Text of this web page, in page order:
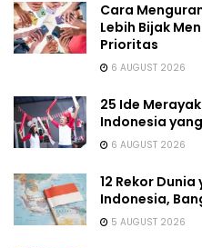
Cara
Lebih Bijak
Prioritas
6 AUGUST 2026
25 Ide
Indonesia
6 AUGUST 2026
12 Rekor
Indonesia,
5 AUGUST 2026